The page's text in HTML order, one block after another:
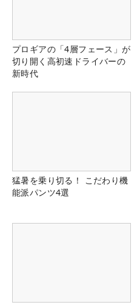
プロギアの「4層フェース」が
切り開く高初速ドライバーの
新時代
猛暑を乗り切る！ こだわり機
能派パンツ4選